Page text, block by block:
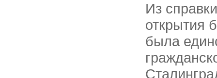
Из
открытия
была